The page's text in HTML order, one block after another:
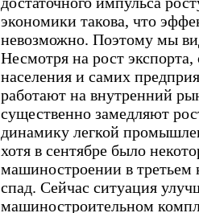
экономики такова, что
невозможно. Поэтому мы
Несмотря на рост
населения и самих
работают на внутренний
существенно замедляют
динамику легкой
хотя в сентябре было
машиностроении в третьем
спад. Сейчас ситуация
машиностроительном